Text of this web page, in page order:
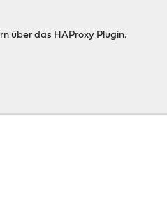
über das HAProxy Plugin.